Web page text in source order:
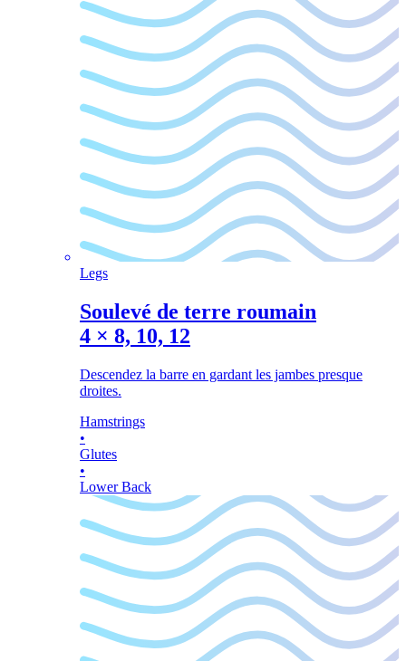
Legs
Soulevé de terre roumain
4 × 8, 10, 12
Descendez la barre en gardant les jambes presque
droites.
Hamstrings
•
Glutes
•
Lower Back